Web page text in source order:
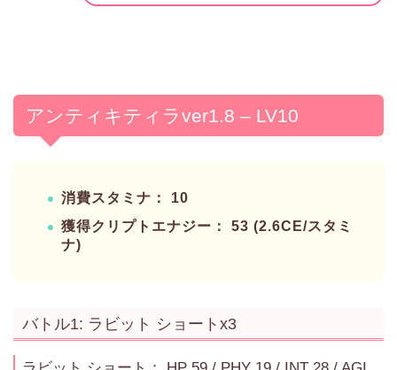
アンティキティラver1.8 – LV10
消費スタミナ： 10
獲得クリプトエナジー： 53 (2.6CE/スタミ
ナ)
バトル1: ラビット ショートx3